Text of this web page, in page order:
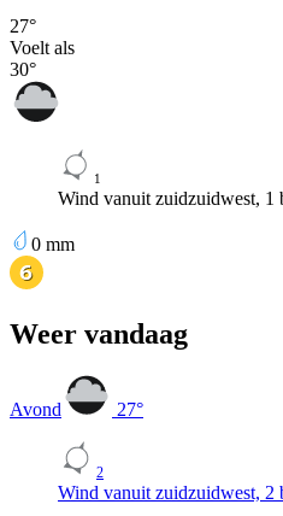
27°
Voelt als
30°
1
Wind vanuit zuidzuidwest, 1
0 mm
Weer vandaag
Avond 27°
2
Wind vanuit zuidzuidwest, 2